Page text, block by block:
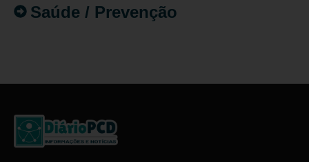
Saúde / Prevenção